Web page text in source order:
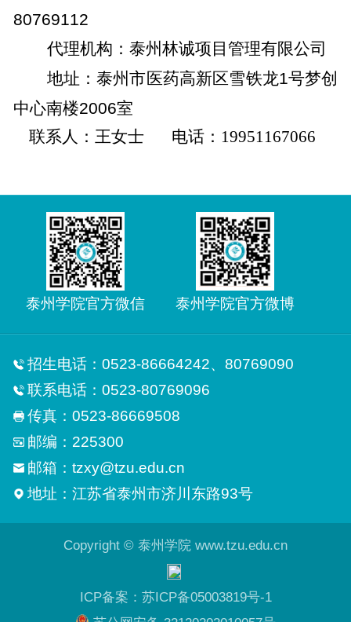
80769112
代理机构：泰州林诚项目管理有限公司
地址：泰州市医药高新区雪铁龙1号梦创
中心南楼2006室
联系人：王女士
电话： 19951167066
泰州学院官方微信 泰州学院官方微博
招生电话：0523-86664242、80769090
联系电话：0523-80769096
传真：0523-86669508
邮编：225300
邮箱：tzxy@tzu.edu.cn
地址：江苏省泰州市济川东路93号
Copyright © 泰州学院 www.tzu.edu.cn
ICP备案：苏ICP备05003819号-1